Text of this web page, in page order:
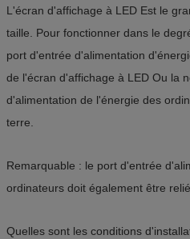
L'écran d'affichage à LED Est le
taille. Pour fonctionner dans le
port d'entrée d'alimentation
de l'écran d'affichage à LED Ou la
d'alimentation de l'énergie des
terre.
Remarquable : le port d'entrée
ordinateurs doit également être
Quelles sont les conditions